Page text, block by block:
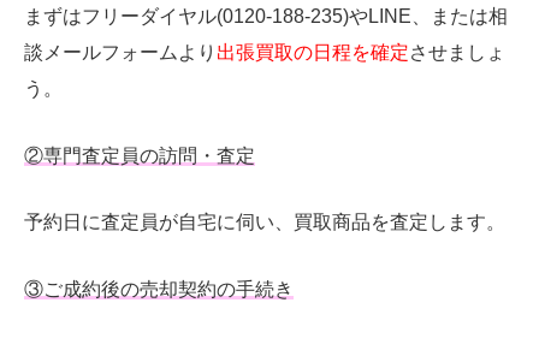
まずはフリーダイヤル(0120-188-235)やLINE、または相
談メールフォームより 出張買取の日程を確定させましょ
う。
②専門査定員の訪問・査定
予約日に査定員が自宅に伺い、買取商品を査定します。
③ご成約後の売却契約の手続き